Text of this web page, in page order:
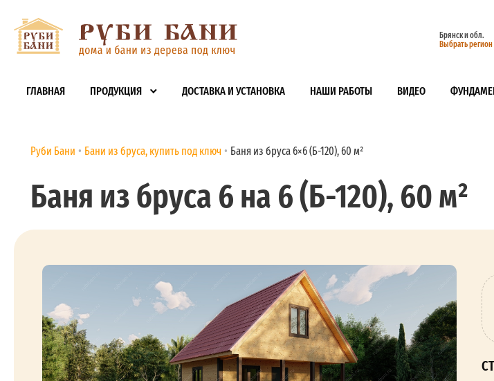
Брянск и обл.
Выбрать регион
ГЛАВНАЯ ПРОДУКЦИЯ ДОСТАВКА И УСТАНОВКА НАШИ РАБОТЫ ВИДЕО
Руби Бани Бани из бруса, купить под ключ Баня из бруса 6×6 (Б-120), 60 м²
Баня из бруса 6 на 6 (Б-120), 60 м²